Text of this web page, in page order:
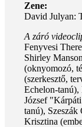
Zene:
David Julyan:
A záró
Fenyvesi
Shirley
(oknyomozó,
(szerkesztő,
Echelon-tanú),
József
tanú),
Krisztina